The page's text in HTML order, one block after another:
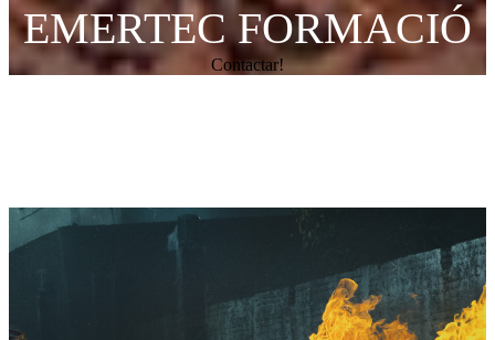
EMERTEC FORMACIÓ
Contactar!